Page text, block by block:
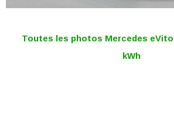
Toutes les photos Mercedes
kWh